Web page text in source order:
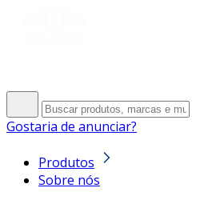
Gostaria de anunciar?
Produtos
Sobre nós